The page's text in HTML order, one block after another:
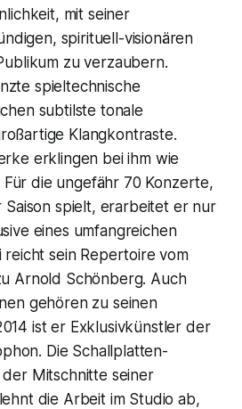
mit seiner
spirituell-visionären
zu verzaubern.
spieltechnische
subtilste tonale
Klangkontraste.
erklingen bei ihm wie
die ungefähr 70 Konzerte,
Saison spielt, erarbeitet er nur
eines umfangreichen
reicht sein Repertoire vom
Arnold Schönberg. Auch
gehören zu seinen
ist er Exklusivkünstler der
Die Schallplatten-
Mitschnitte seiner
die Arbeit im Studio ab,